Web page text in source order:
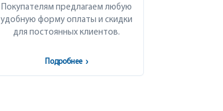
Покупателям предлагаем любую
удобную форму оплаты и скидки
для постоянных клиентов.
Подробнее ›